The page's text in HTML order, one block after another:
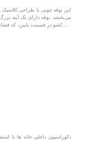
این بوفه چوبی با طراحی
می‌بخشد. بوفه دارای یک آینه